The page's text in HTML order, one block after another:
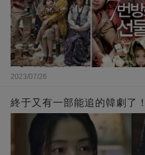
2023/07/26
終于又有一部能追的韓劇了！